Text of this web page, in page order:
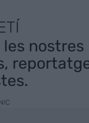
les nostres